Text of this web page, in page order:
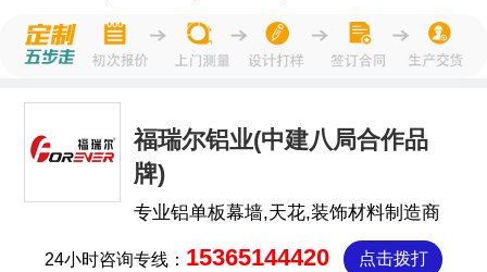
福瑞尔铝业(中建八局合作品
牌)
专业铝单板幕墙,天花,装饰材料制造商
24小时咨询专线： 15365144420 点击拨打